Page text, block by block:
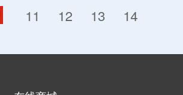
11 12 13 14